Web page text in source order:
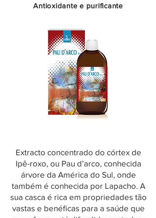
Antioxidante e purificante
Extracto concentrado do córtex de
Ipê-roxo, ou Pau d’arco, conhecida
árvore da América do Sul, onde
também é conhecida por Lapacho. A
sua casca é rica em propriedades tão
vastas e benéficas para a saúde que